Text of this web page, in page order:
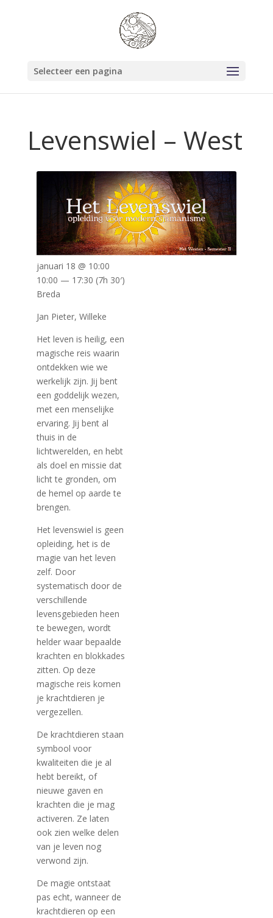
Selecteer een pagina
Levenswiel – West
Het leven is heilig, een
magische reis waarin
ontdekken wie we
werkelijk zijn. Jij bent
een goddelijk wezen,
met een menselijke
ervaring. Jij bent al
thuis in de
lichtwerelden, en hebt
als doel en missie dat
licht te gronden, om
de hemel op aarde te
brengen.
Het levenswiel is geen
opleiding, het is de
magie van het leven
zelf. Door
systematisch door de
verschillende
levensgebieden heen
te bewegen, wordt
helder waar bepaalde
krachten en blokkades
zitten. Op deze
magische reis komen
je krachtdieren je
vergezellen.
De krachtdieren staan
symbool voor
kwaliteiten die je al
hebt bereikt, of
nieuwe gaven en
krachten die je mag
activeren. Ze laten
ook zien welke delen
van je leven nog
verwond zijn.
De magie ontstaat
pas echt, wanneer de
krachtdieren op een
januari 18 @ 10:00
10:00 — 17:30 (7h 30′)
Breda
Jan Pieter, Willeke